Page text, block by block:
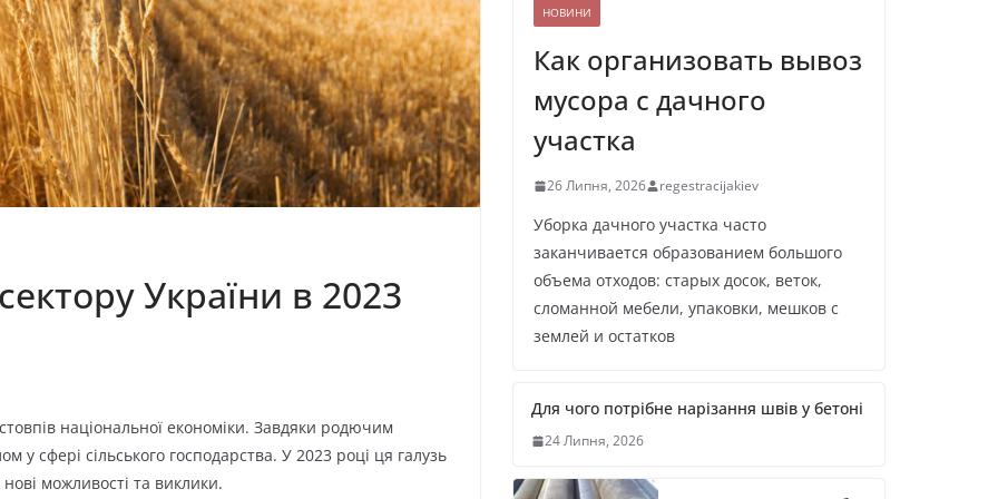
України в 2023
національної економіки. Завдяки родючим
у сфері сільського господарства. У 2023 році ця галузь
можливості та виклики.
НОВИНИ
Как организовать вывоз
мусора с дачного
участка
26 Липня, 2026 regestracijakiev
Уборка дачного участка часто
заканчивается образованием большого
объема отходов: старых досок, веток,
сломанной мебели, упаковки, мешков с
землей и остатков
Для чого потрібне нарізання швів у бетоні
24 Липня, 2026